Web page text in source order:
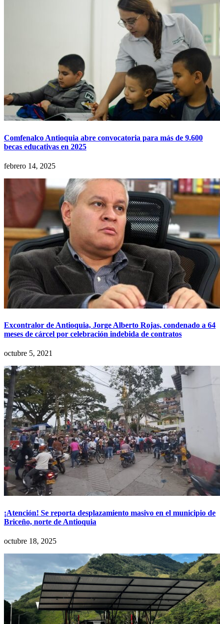
Comfenalco Antioquia abre convocatoria para más de 9.600
becas educativas en 2025
febrero 14, 2025
Excontralor de Antioquia, Jorge Alberto Rojas, condenado a 64
meses de cárcel por celebración indebida de contratos
octubre 5, 2021
¡Atención! Se reporta desplazamiento masivo en el municipio de
Briceño, norte de Antioquia
octubre 18, 2025